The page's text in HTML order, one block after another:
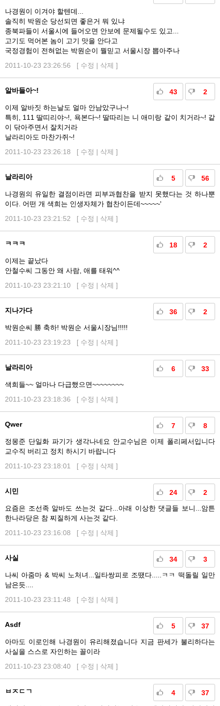
나경원이 이겨야 할텐데...
솔직히 박원순 당선되면 좋은거 뭐 있냐
종북파들이 서울시에 들어오면 안보에 문제될수도 있고...
고기도 먹어본 놈이 고기 맛을 안다고
국정경험이 전혀없는 박원순이 뭘믿고 서울시장 뽑아주나
2011-10-23 23:26:56 [ 수정 | 삭제 ]
43 2
알바들아~!
이제 알바짓 하는날도 얼마 안남았구나~!
특히, 111 딸띠리야~!, 욕본다~! 딸따리는 니 애미랑 같이 치거라~! 같
이 닦아주면서 잘치거라
날라리아도 마찬가쥐~!
2011-10-23 23:26:18 [ 수정 | 삭제 ]
5 56
날라리아
나경원의 유일한 결점이라면 피부과협찬을 받지 못했다는 것 하나뿐
이다. 어떤 개 색희는 인생자체가 협찬이든데~~~~~'
2011-10-23 23:21:52 [ 수정 | 삭제 ]
18 2
ㅋㅋㅋ
이제는 끝났다
안철수씨 그동안 왜 사람, 애를 태워^^
2011-10-23 23:21:10 [ 수정 | 삭제 ]
36 2
지나가다
박원순씨 勝 축하! 박원순 서울시장님!!!!!
2011-10-23 23:19:23 [ 수정 | 삭제 ]
6 33
날라리아
색희들~~ 얼마나 다급했으면~~~~~~~~
2011-10-23 23:18:36 [ 수정 | 삭제 ]
7 8
Qwer
정몽준 단일화 파기가 생각나네요 안교수님은 이제 폴리페서입니다
교수직 버리고 정치 하시기 바랍니다
2011-10-23 23:18:01 [ 수정 | 삭제 ]
24 2
시민
요즘은 조선족 알바도 쓰는것 같다...아래 이상한 댓글들 보니...암튼
한나라당은 참 찌질하게 사는것 같다.
2011-10-23 23:16:08 [ 수정 | 삭제 ]
34 3
사실
나씨 아줌마 & 박씨 노처녀...일타쌍피로 조땠다.....ㅋㅋ 떡돌릴 일만
남은듯....
2011-10-23 23:11:48 [ 수정 | 삭제 ]
5 37
Asdf
아마도 이로인해 나경원이 유리해졌습니다 지금 판세가 불리하다는
사실을 스스로 자인하는 꼴이라
2011-10-23 23:08:40 [ 수정 | 삭제 ]
4 37
ㅂㅈㄷㄱ